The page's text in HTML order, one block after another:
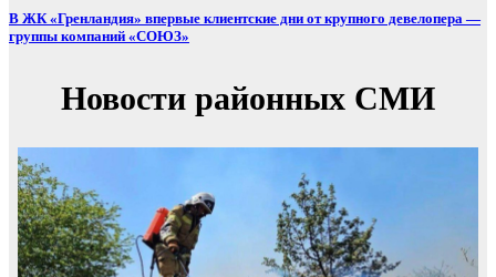
В ЖК «Гренландия» впервые клиентские дни от крупного девелопера —
группы компаний «СОЮЗ»